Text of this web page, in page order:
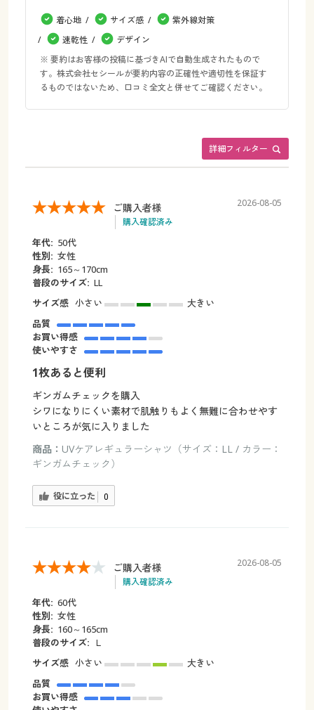
着心地 サイズ感
紫外線対策
速乾性
デザイン
※ 要約はお客様の投稿に基づきAIで自動生成されたもので
す。株式会社セシールが要約内容の正確性や適切性を保証す
るものではないため、口コミ全文と併せてご確認ください。
詳細フィルター
ご購入者様
購入確認済み
2026-08-05
年代: 50代
性別: 女性
身長: 165～170cm
普段のサイズ: LL
サイズ感 小さい
大きい
品質
お買い得感
使いやすさ
1枚あると便利
ギンガムチェックを購入
シワになりにくい素材で肌触りもよく無難に合わせやす
いところが気に入りました
商品： UVケアレギュラーシャツ（サイズ：LL / カラー：
ギンガムチェック）
役に立った 0
ご購入者様
購入確認済み
2026-08-05
年代: 60代
性別: 女性
身長: 160～165cm
普段のサイズ: Ｌ
サイズ感 小さい
大きい
品質
お買い得感